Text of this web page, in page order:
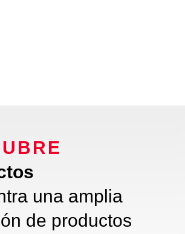
una amplia
de productos